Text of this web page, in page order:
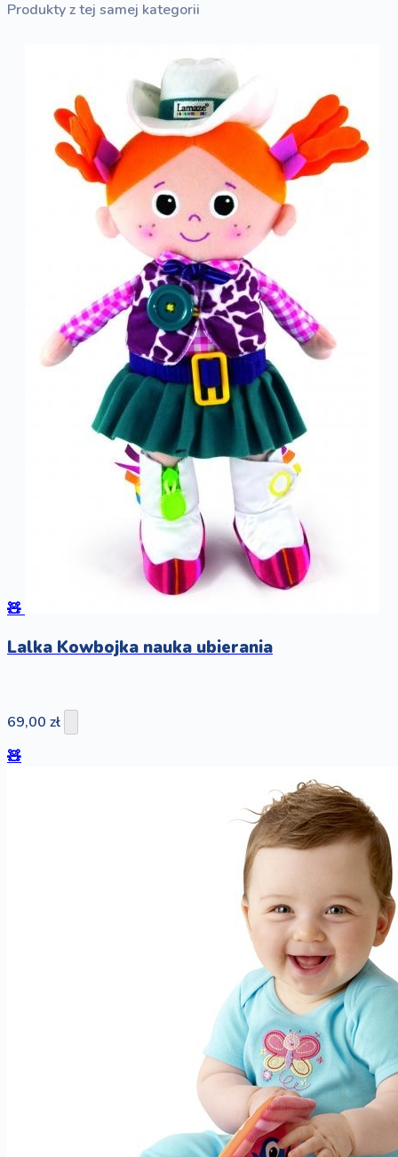
Produkty z tej samej kategorii
🧸
Lalka Kowbojka nauka ubierania
69,00 zł
🧸